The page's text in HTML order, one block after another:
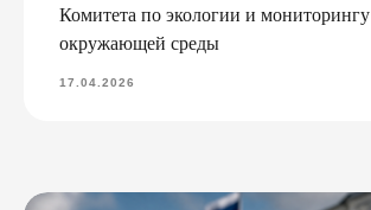
Комитета по экологии и мониторингу
окружающей среды
17.04.2026